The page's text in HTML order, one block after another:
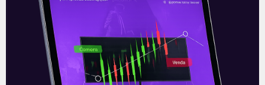
Ouvindo o que o Copom não
disse